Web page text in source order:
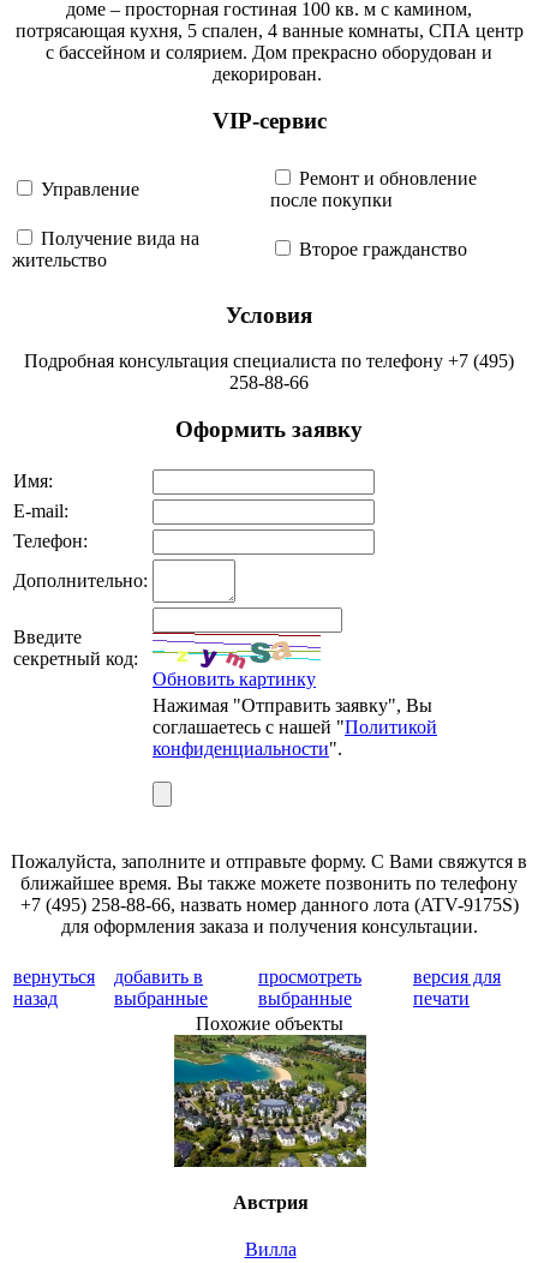
доме – просторная гостиная 100 кв. м с камином,
потрясающая кухня, 5 спален, 4 ванные комнаты, СПА центр
с бассейном и солярием. Дом прекрасно оборудован и
декорирован.
VIP-сервис
Управление
Ремонт и обновление
после покупки
Получение вида на
жительство
Второе гражданство
Условия
Подробная консультация специалиста по телефону +7 (495)
258-88-66
Оформить заявку
Имя:
Е-mail:
Телефон:
Дополнительно:
Введите
секретный код:
Обновить картинку
Нажимая "Отправить заявку", Вы
соглашаетесь с нашей "Политикой
конфиденциальности".
Пожалуйста, заполните и отправьте форму. С Вами свяжутся в
ближайшее время. Вы также можете позвонить по телефону
+7 (495) 258-88-66, назвать номер данного лота (ATV-9175S)
для оформления заказа и получения консультации.
вернуться
назад
добавить в
выбранные
просмотреть
выбранные
версия для
печати
Похожие объекты
Австрия
Вилла